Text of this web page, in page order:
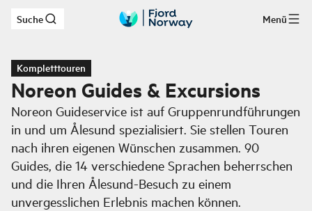
Zum Hauptinhalt
Suche Menü
Kompletttouren
Noreon Guides & Excursions
Noreon Guideservice ist auf Gruppenrundführungen
in und um Ålesund spezialisiert. Sie stellen Touren
nach ihren eigenen Wünschen zusammen. 90
Guides, die 14 verschiedene Sprachen beherrschen
und die Ihren Ålesund-Besuch zu einem
unvergesslichen Erlebnis machen können.